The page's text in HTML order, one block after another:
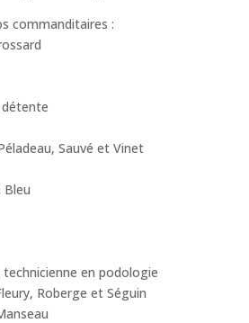
commanditaires :
détente
Sauvé et Vinet
Bleu
en podologie
Roberge et Séguin